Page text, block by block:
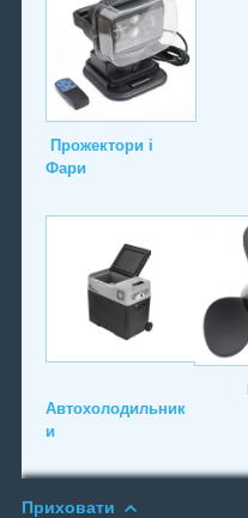
Прожектори і
Фари
Автохолодильник
и
Приховати